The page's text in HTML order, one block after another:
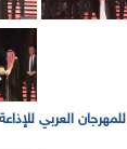
بالصور... الدورة الـ21 للمهرجان